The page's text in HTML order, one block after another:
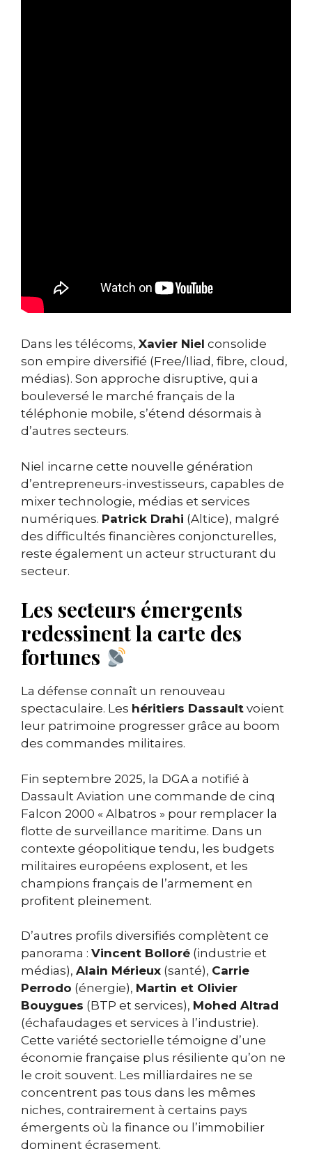
Dans les télécoms, Xavier Niel consolide
son empire diversifié (Free/Iliad, fibre, cloud,
médias). Son approche disruptive, qui a
bouleversé le marché français de la
téléphonie mobile, s’étend désormais à
d’autres secteurs.
Niel incarne cette nouvelle génération
d’entrepreneurs-investisseurs, capables de
mixer technologie, médias et services
numériques. Patrick Drahi (Altice), malgré
des difficultés financières conjoncturelles,
reste également un acteur structurant du
secteur.
Les secteurs émergents
redessinent la carte des
fortunes
La défense connaît un renouveau
spectaculaire. Les héritiers Dassault voient
leur patrimoine progresser grâce au boom
des commandes militaires.
Fin septembre 2025, la DGA a notifié à
Dassault Aviation une commande de cinq
Falcon 2000 « Albatros » pour remplacer la
flotte de surveillance maritime. Dans un
contexte géopolitique tendu, les budgets
militaires européens explosent, et les
champions français de l’armement en
profitent pleinement.
D’autres profils diversifiés complètent ce
panorama : Vincent Bolloré (industrie et
médias), Alain Mérieux (santé), Carrie
Perrodo (énergie), Martin et Olivier
Bouygues (BTP et services), Mohed Altrad
(échafaudages et services à l’industrie).
Cette variété sectorielle témoigne d’une
économie française plus résiliente qu’on ne
le croit souvent. Les milliardaires ne se
concentrent pas tous dans les mêmes
niches, contrairement à certains pays
émergents où la finance ou l’immobilier
dominent écrasement.